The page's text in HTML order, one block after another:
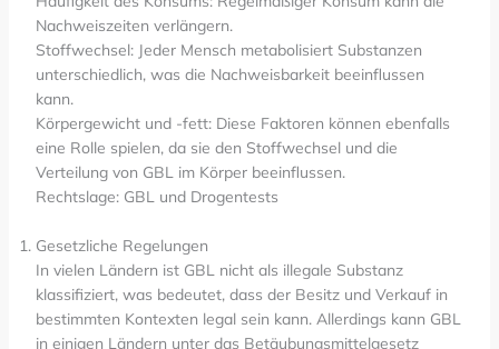
Nachweiszeiten verlängern.
Stoffwechsel: Jeder Mensch metabolisiert Substanzen
unterschiedlich, was die Nachweisbarkeit beeinflussen
kann.
Körpergewicht und -fett: Diese Faktoren können ebenfalls
eine Rolle spielen, da sie den Stoffwechsel und die
Verteilung von GBL im Körper beeinflussen.
Rechtslage: GBL und Drogentests
Gesetzliche Regelungen
In vielen Ländern ist GBL nicht als illegale Substanz
klassifiziert, was bedeutet, dass der Besitz und Verkauf in
bestimmten Kontexten legal sein kann. Allerdings kann GBL
in einigen Ländern unter das Betäubungsmittelgesetz